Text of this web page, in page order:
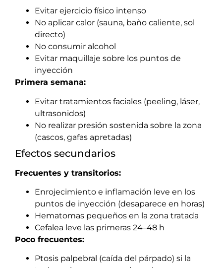
Evitar ejercicio físico intenso
No aplicar calor (sauna, baño caliente, sol
directo)
No consumir alcohol
Evitar maquillaje sobre los puntos de
inyección
Primera semana:
Evitar tratamientos faciales (peeling, láser,
ultrasonidos)
No realizar presión sostenida sobre la zona
(cascos, gafas apretadas)
Efectos secundarios
Frecuentes y transitorios:
Enrojecimiento e inflamación leve en los
puntos de inyección (desaparece en horas)
Hematomas pequeños en la zona tratada
Cefalea leve las primeras 24–48 h
Poco frecuentes:
Ptosis palpebral (caída del párpado) si la